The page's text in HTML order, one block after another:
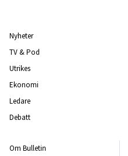
Nyheter
TV & Pod
Utrikes
Ekonomi
Ledare
Debatt
Om Bulletin